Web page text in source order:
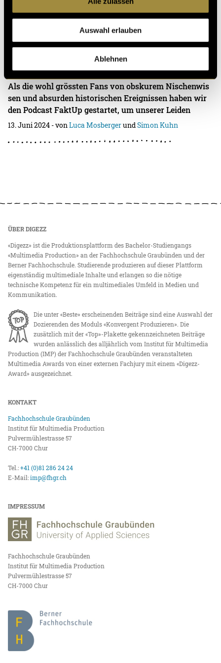
Auswahl erlauben
Ablehnen
08. Januar 2025- vonLuca Mosberger
FaktUp – Das darf doch nicht wahr sein
Als die wohl grössten Fans von obskurem Nischenwis
sen und absurden historischen Ereignissen haben wir
den Podcast FaktUp gestartet, um unserer Leiden
13. Juni 2024 - vonLuca MosbergerundSimon Kuhn
ÜBER DIGEZZ
«Digezz» ist die Produktionsplattform des Bachelor-Studiengangs
«Multimedia Production» an der Fachhochschule Graubünden und der
Berner Fachhochschule. Studierende produzieren auf dieser Plattform
eigenständig multimediale Inhalte und erlangen so die nötige
technische Kompetenz für ein multimediales Umfeld in Medien und
Kommunikation.
Die unter «Beste» erscheinenden Beiträge sind eine Auswahl der
Dozierenden des Moduls «Konvergent Produzieren». Die
zusätzlich mit der «Top»-Plakette gekennzeichneten Beiträge
wurden anlässlich des alljährlich vom Institut für Multimedia
Production (IMP) der Fachhochschule Graubünden veranstalteten
Multimedia Awards von einer externen Fachjury mit einem «Digezz-
Award» ausgezeichnet.
KONTAKT
Fachhochschule Graubünden
Institut für Multimedia Production
Pulvermühlestrasse 57
CH-7000 Chur
Tel.:+41 (0)81 286 24 24
E-Mail:imp@fhgr.ch
IMPRESSUM
Fachhochschule Graubünden
Institut für Multimedia Production
Pulvermühlestrasse 57
CH-7000 Chur